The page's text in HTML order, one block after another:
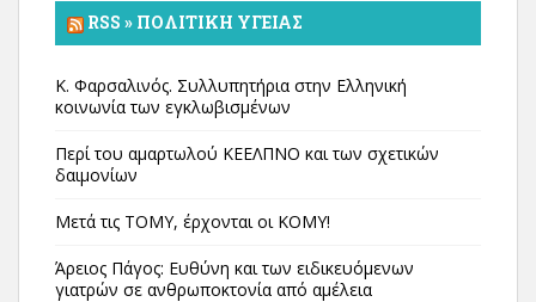
RSS » ΠΟΛΙΤΙΚΉ ΥΓΕΊΑΣ
Κ. Φαρσαλινός. Συλλυπητήρια στην Ελληνική
κοινωνία των εγκλωβισμένων
Περί του αμαρτωλού ΚΕΕΛΠΝΟ και των σχετικών
δαιμονίων
Μετά τις ΤΟΜΥ, έρχονται οι ΚΟΜΥ!
Άρειος Πάγος: Ευθύνη και των ειδικευόμενων
γιατρών σε ανθρωποκτονία από αμέλεια